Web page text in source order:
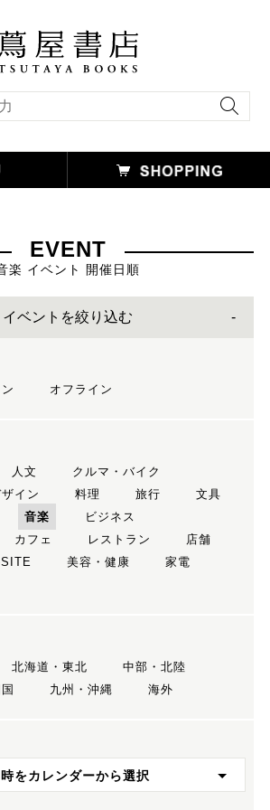
EVENT
楽 イベント 開催日順
イベントを絞り込む
オフライン
人文
クルマ・バイク
イン 料理 旅行
文具
音楽
ビジネス
カフェ レストラン
店舗
美容・健康
家電
北海道・東北
中部・北陸
九州・沖縄 海外
時をカレンダーから選択